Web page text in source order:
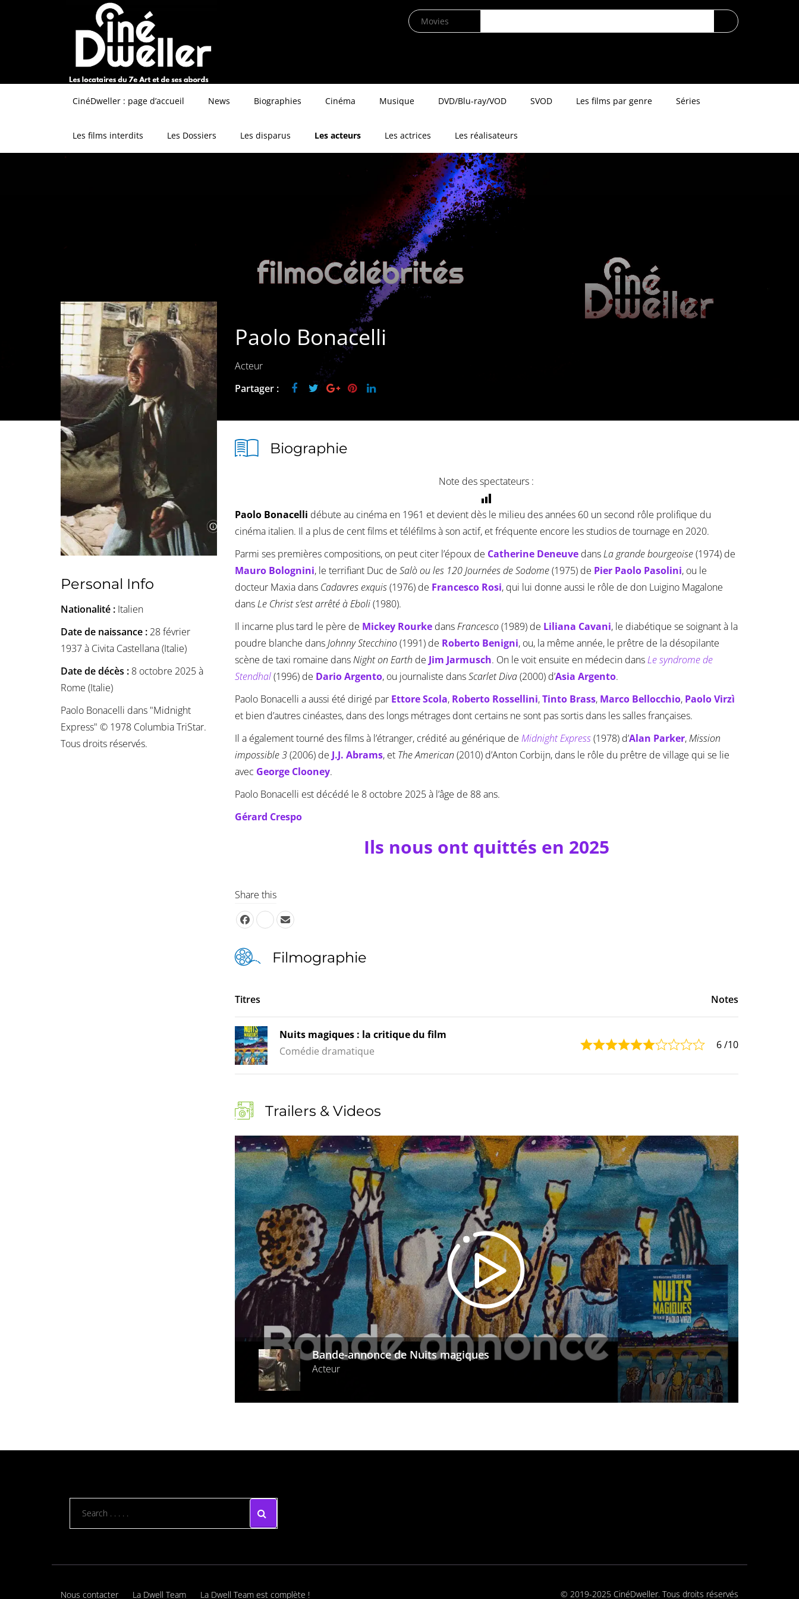
CinéDweller : page d’accueil News Biographies Cinéma Musique DVD/Blu-ray/VOD SVOD Les films par genre Séries
Les films interdits Les Dossiers Les disparus Les acteurs Les actrices Les réalisateurs
Paolo Bonacelli
Acteur
Partager :
Personal Info
Nationalité : Italien
Date de naissance : 28 février
1937 à Civita Castellana (Italie)
Date de décès : 8 octobre 2025 à
Rome (Italie)
Paolo Bonacelli dans "Midnight
Express" © 1978 Columbia TriStar.
Tous droits réservés.
Biographie
Note des spectateurs :
Paolo Bonacelli débute au cinéma en 1961 et devient dès le milieu des années 60 un second rôle prolifique du
cinéma italien. Il a plus de cent films et téléfilms à son actif, et fréquente encore les studios de tournage en 2020.
Parmi ses premières compositions, on peut citer l’époux de Catherine Deneuve dansLa grande bourgeoise(1974) de
Mauro Bolognini, le terrifiant Duc de Salò ou les 120 Journées de Sodome(1975) de Pier Paolo Pasolini, ou le
docteur Maxia dans Cadavres exquis(1976) de Francesco Rosi, qui lui donne aussi le rôle de don Luigino Magalone
dansLe Christ s’est arrêté à Eboli(1980).
Il incarne plus tard le père de Mickey Rourke dansFrancesco(1989) de Liliana Cavani, le diabétique se soignant à la
poudre blanche dansJohnny Stecchino(1991) de Roberto Benigni, ou, la même année, le prêtre de la désopilante
scène de taxi romaine dansNight on Earth de Jim Jarmusch. On le voit ensuite en médecin dansLe syndrome de
Stendhal(1996) de Dario Argento, ou journaliste dansScarlet Diva(2000) d’Asia Argento.
Paolo Bonacelli a aussi été dirigé par Ettore Scola, Roberto Rossellini,Tinto Brass, Marco Bellocchio, Paolo Virzì
et bien d’autres cinéastes, dans des longs métrages dont certains ne sont pas sortis dans les salles françaises.
Il a également tourné des films à l’étranger, crédité au générique de Midnight Express(1978) d’Alan Parker,Mission
impossible 3(2006) de J.J. Abrams, et The American (2010) d’Anton Corbijn, dans le rôle du prêtre de village qui se lie
avec George Clooney.
Paolo Bonacelli est décédé le 8 octobre 2025 à l’âge de 88 ans.
Gérard Crespo
Ils nous ont quittés en 2025
Share this
Filmographie
Titres Notes
Nuits magiques : la critique du film
Comédie dramatique
6/10
Trailers & Videos
Bande-annonce de Nuits magiques
Acteur
Nous contacter La Dwell Team La Dwell Team est complète ! © 2019-2025 CinéDweller. Tous droits réservés